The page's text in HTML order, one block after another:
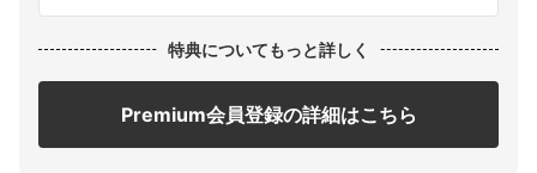
特典についてもっと詳しく
Premium会員登録の詳細はこちら